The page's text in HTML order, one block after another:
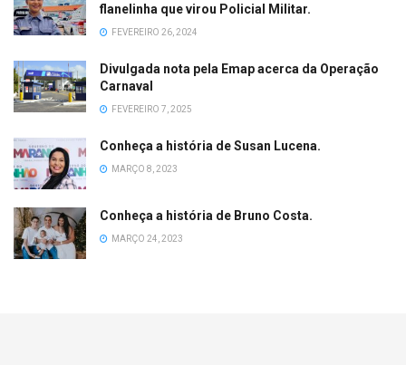
flanelinha que virou Policial Militar.
FEVEREIRO 26, 2024
Divulgada nota pela Emap acerca da Operação
Carnaval
FEVEREIRO 7, 2025
Conheça a história de Susan Lucena.
MARÇO 8, 2023
Conheça a história de Bruno Costa.
MARÇO 24, 2023